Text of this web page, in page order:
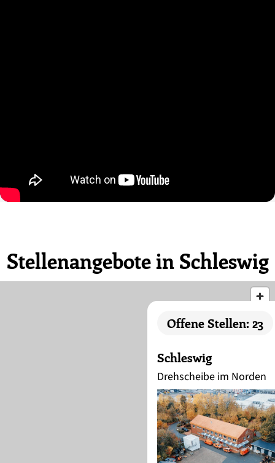
Stellenangebote in Schleswig
Offene Stellen: 23
Schleswig
Drehscheibe im Norden